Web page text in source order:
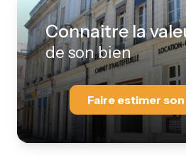
Connaitre la
de son bien
Faire estimer